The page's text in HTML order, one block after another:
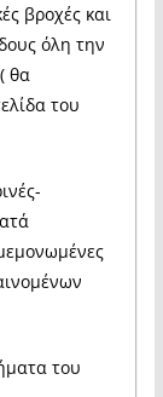
βροχές και
όλη την
θα
του
του